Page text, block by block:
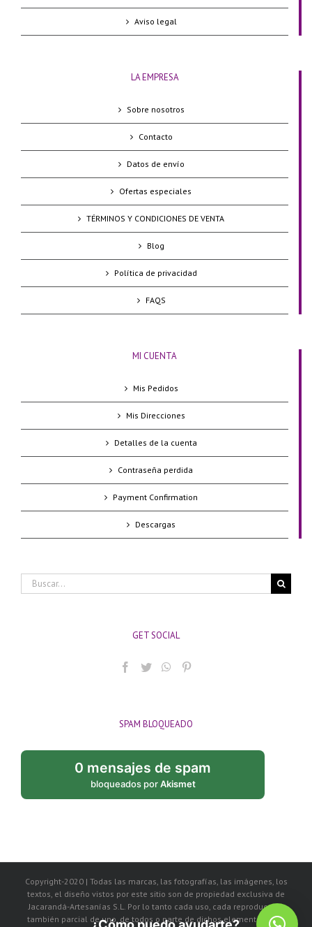
Aviso legal
LA EMPRESA
Sobre nosotros
Contacto
Datos de envío
Ofertas especiales
TÉRMINOS Y CONDICIONES DE VENTA
Blog
Política de privacidad
FAQS
MI CUENTA
Mis Pedidos
Mis Direcciones
Detalles de la cuenta
Contraseña perdida
Payment Confirmation
Descargas
Buscar:
GET SOCIAL
SPAM BLOQUEADO
0 mensajes de spam
bloqueados porAkismet
Copyright-2020 | Todas las marcas, las fotografías, las imágenes, los
textos, el diseño vistos por este sitio son de propiedad exclusiva de
Jacarandá-Artesanías S.L. Por lo tanto cada uso, cada reproducción
también parcial de uno, de todos o parte de dichos elementos, será